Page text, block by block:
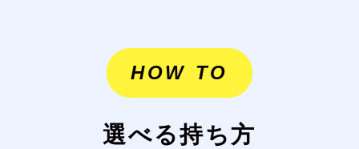
HOW TO
選べる持ち方